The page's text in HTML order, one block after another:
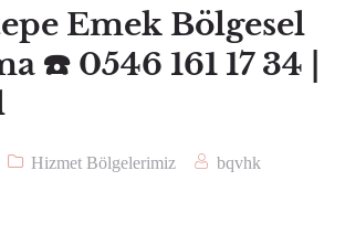
Emek Bölgesel
☎️ 0546 161 17 34 |
Hizmet Bölgelerimiz
bqvhk